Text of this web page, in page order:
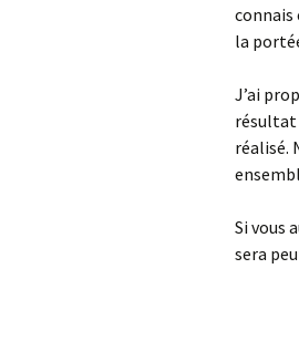
connais
la
J’ai
résultat
réalisé.
Si vous
sera